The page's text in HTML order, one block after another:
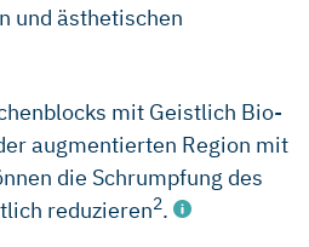
und ästhetischen
mit Geistlich Bio-
augmentierten Region mit
die Schrumpfung des
reduzieren2.